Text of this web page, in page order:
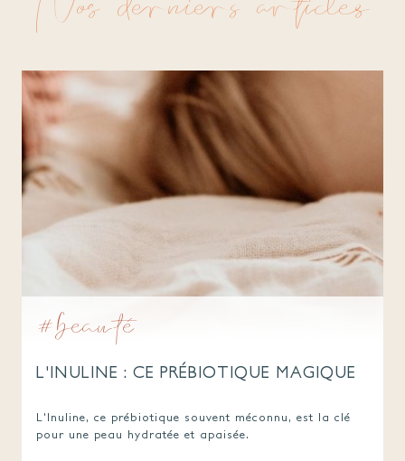
#beauté
L'INULINE : CE PRÉBIOTIQUE MAGIQUE
L'Inuline, ce prébiotique souvent méconnu, est la clé
pour une peau hydratée et apaisée.